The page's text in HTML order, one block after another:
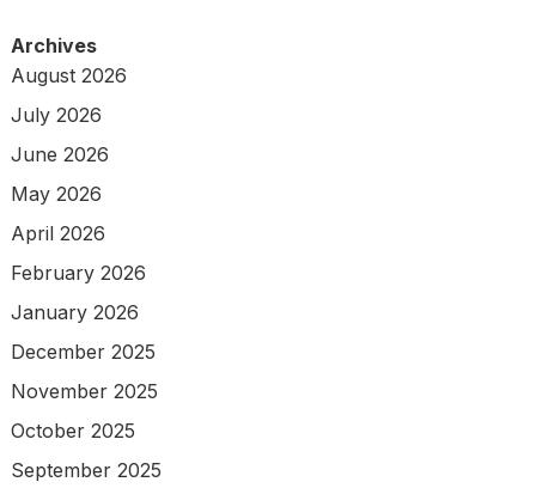
Archives
August 2026
July 2026
June 2026
May 2026
April 2026
February 2026
January 2026
December 2025
November 2025
October 2025
September 2025